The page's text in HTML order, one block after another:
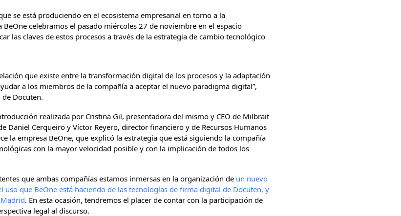
se está produciendo en el ecosistema empresarial en torno a la
BeOne celebramos el pasado miércoles 27 de noviembre en el espacio
las claves de estos procesos a través de la estrategia de cambio tecnológico
que existe entre la transformación digital de los procesos y la adaptación
a los miembros de la compañía a aceptar el nuevo paradigma digital”,
Docuten.
realizada por Cristina Gil, presentadora del mismo y CEO de Milbrait
Daniel Cerqueiro y Víctor Reyero, director financiero y de Recursos Humanos
la empresa BeOne, que explicó la estrategia que está siguiendo la compañía
con la mayor velocidad posible y con la implicación de todos los
que ambas compañías estamos inmersas en la organización de un nuevo
que BeOne está haciendo de las tecnologías de firma digital de Docuten, y
. En esta ocasión, tendremos el placer de contar con la participación de
legal al discurso.